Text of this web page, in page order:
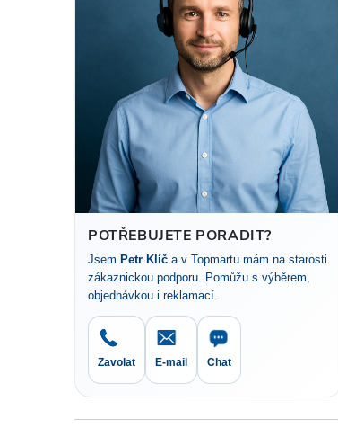
a
n
n
p
a
POTŘEBUJETE PORADIT?
Jsem Petr Klíč a v Topmartu mám na starosti
zákaznickou podporu. Pomůžu s výběrem,
objednávkou i reklamací.
Zavolat E-mail Chat